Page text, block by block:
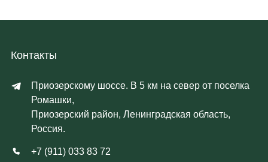
Контакты
Приозерскому шоссе. В 5 км на север от поселка
Ромашки,
Приозерский район, Ленинградская область,
Россия.
+7 (911) 033 83 72